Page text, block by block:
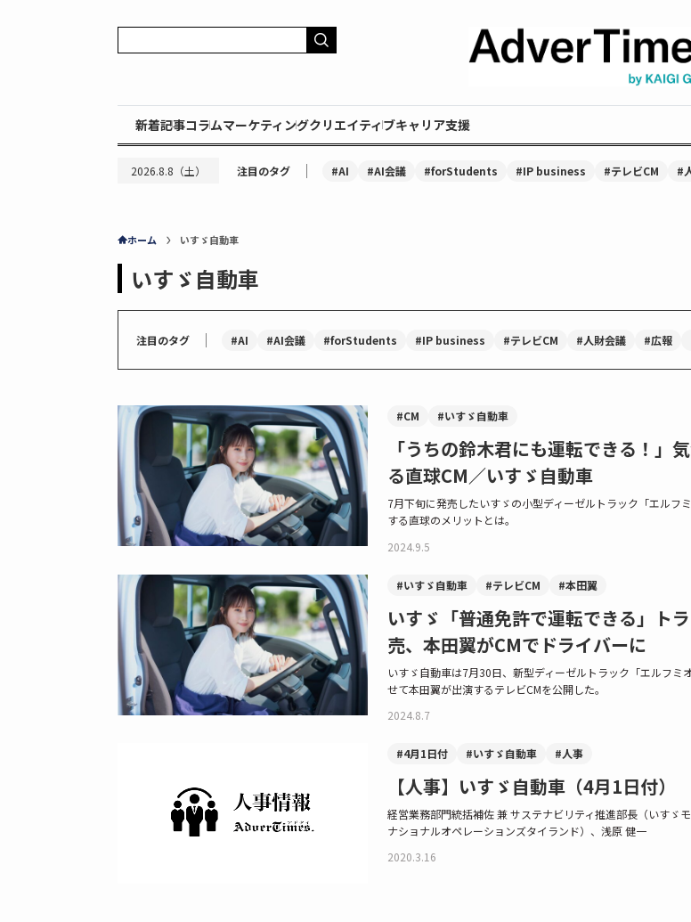
新着記事コラムマーケティングクリエイティブキャリア支援
2026.8.8（土） 注目のタグ ｜ #AI #AI会議 #forStudents #IP business #テレビCM #
ホーム いすゞ自動車
いすゞ自動車
注目のタグ ｜ #AI #AI会議 #forStudents #IP business #テレビCM #人財会議 #広報
#CM #いすゞ自動車
「うちの鈴木君にも運転できる！」
る直球CM／いすゞ自動車
7月下旬に発売したいすゞの小型ディーゼルトラック「エルフ
する直球のメリットとは。
2024.9.5
#いすゞ自動車 #テレビCM #本田翼
いすゞ「普通免許で運転できる」ト
売、本田翼がCMでドライバーに
いすゞ自動車は7月30日、新型ディーゼルトラック「エルフミ
せて本田翼が出演するテレビCMを公開した。
2024.8.7
#4月1日付 #いすゞ自動車 #人事
【人事】いすゞ自動車（4月1日付）
経営業務部門統括補佐 兼 サステナビリティ推進部長（いすゞ
ナショナルオペレーションズタイランド）、浅原 健一
2020.3.16